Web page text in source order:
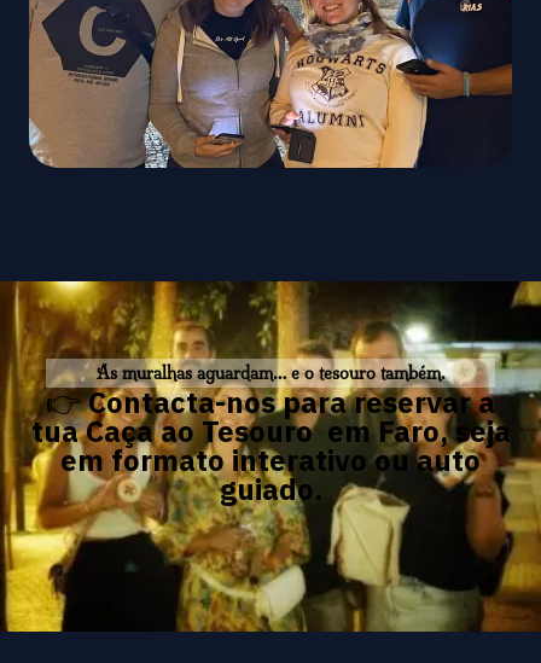
As muralhas aguardam… e o tesouro também.
👉Contacta-nos para reservar a
tua Caça ao Tesouro em Faro, seja
em formato interativo ou auto
guiado.